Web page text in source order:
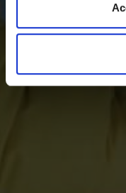
Divertimento sulla
escursioni, sci
variegati e